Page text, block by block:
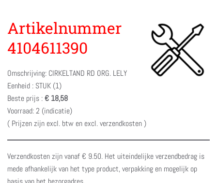
Artikelnummer
4104611390
Omschrijving: CIRKELTAND RD ORG. LELY
Eenheid : STUK (1)
Beste prijs :€ 18,58
Voorraad: 2 (indicatie)
( Prijzen zijn excl. btw en excl. verzendkosten )
Verzendkosten zijn vanaf € 9.50. Het uiteindelijke verzendbedrag is
mede afhankelijk van het type product, verpakking en mogelijk op